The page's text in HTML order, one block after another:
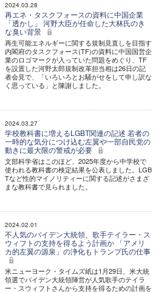
2024.03.28
再エネ・タスクフォースの資料に中国企業
「透かし」 河野大臣が任命した大林氏のき
な臭い背景
再生可能エネルギーに関する規制見直しを目指す
内閣府のタスクフォース(TF)の資料に中国国営企
業のロゴマークが入っていた問題をめぐり、TF
を設置した河野太郎規制改革担当相は26日の記
者会見で、「いろいろとお騒がせをして申し訳な
く思っている」と陳謝しました。
2024.03.27
学校教科書に増えるLGBT関連の記述 若者の
一時的な気分につけ込む左翼や一部自民党の
動きに最大限の警戒が必要
文部科学省はこのほど、2025年度から中学校で
使われる教科書の検定結果を公表しました。LGB
Tなど性的マイノリティーに関する記述がさまざ
まな教科書で見られました。
2024.02.01
不人気のバイデン大統領、歌手テイラー・ス
ウィフトの支持を得るよう計画か 「アメリ
カ的左翼の源泉」の浄化もトランプ氏の仕事
米ニューヨーク・タイムズ紙は1月29日、米大統
領選でバイデン大統領陣営が人気歌手のテイラ
ー・スウィフトさんから支持を得るための計画を